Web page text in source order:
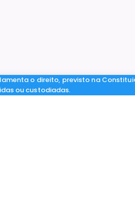
o direito, previsto na
ou custodiadas.